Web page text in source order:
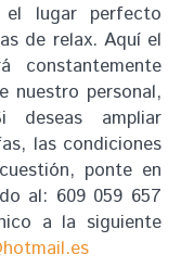
lugar perfecto
de relax. Aquí el
constantemente
nuestro personal,
deseas ampliar
las condiciones
ponte en
al: 609 059 657
a la siguiente
hotmail.es